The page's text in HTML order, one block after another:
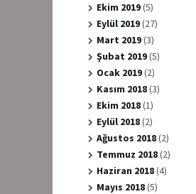
Ekim 2019(5)
Eylül 2019(27)
Mart 2019(3)
Şubat 2019(5)
Ocak 2019(2)
Kasım 2018(3)
Ekim 2018(1)
Eylül 2018(2)
Ağustos 2018(2)
Temmuz 2018(2)
Haziran 2018(4)
Mayıs 2018(5)